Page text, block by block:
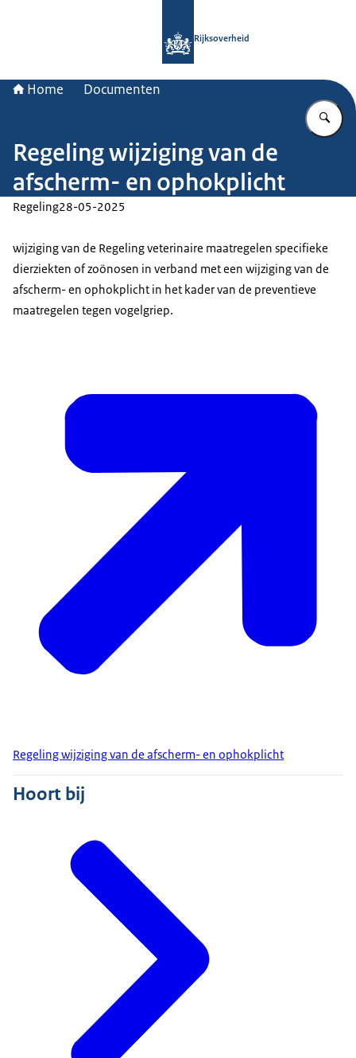
Rijksoverheid
Home Documenten
Regeling wijziging van de
afscherm- en ophokplicht
Regeling28-05-2025
wijziging van de Regeling veterinaire maatregelen specifieke
dierziekten of zoönosen in verband met een wijziging van de
afscherm- en ophokplicht in het kader van de preventieve
maatregelen tegen vogelgriep.
Regeling wijziging van de afscherm- en ophokplicht
Hoort bij